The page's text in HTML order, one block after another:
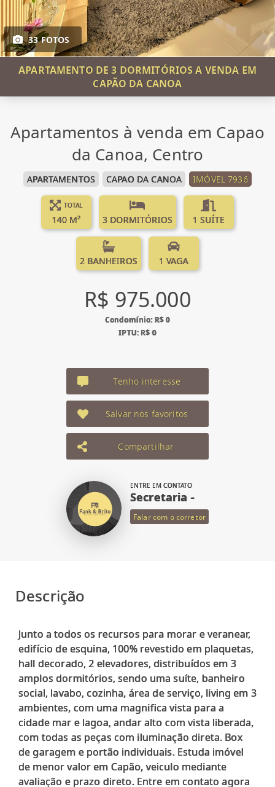
33 FOTOS
APARTAMENTO DE 3 DORMITÓRIOS A VENDA EM
CAPÃO DA CANOA
Apartamentos à venda em Capao
da Canoa, Centro
APARTAMENTOS CAPAO DA CANOA IMÓVEL 7936
TOTAL
140 M² 3 DORMITÓRIOS 1 SUÍTE
2 BANHEIROS 1 VAGA
R$ 975.000
Condomínio: R$ 0
IPTU: R$ 0
Tenho interesse
Salvar nos favoritos
Compartilhar
ENTRE EM CONTATO
Secretaria -
Falar com o corretor
Descrição
Junto a todos os recursos para morar e veranear,
edifício de esquina, 100% revestido em plaquetas,
hall decorado, 2 elevadores, distribuídos em 3
amplos dormitórios, sendo uma suíte, banheiro
social, lavabo, cozinha, área de serviço, living em 3
ambientes, com uma magnifica vista para a
cidade mar e lagoa, andar alto com vista liberada,
com todas as peças com iluminação direta. Box
de garagem e portão individuais. Estuda imóvel
de menor valor em Capão, veiculo mediante
avaliação e prazo direto. Entre em contato agora